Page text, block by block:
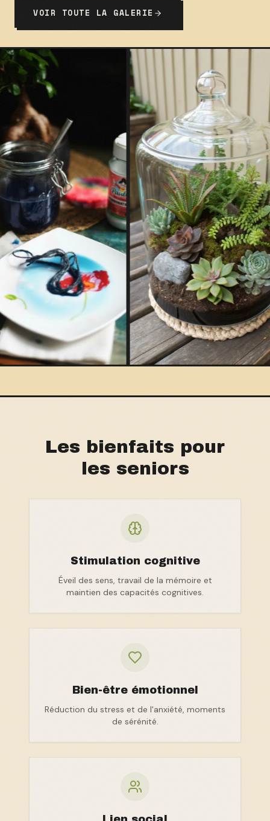
VOIR TOUTE LA GALERIE
Les bienfaits pour
les seniors
Stimulation cognitive
Éveil des sens, travail de la mémoire et
maintien des capacités cognitives.
Bien-être émotionnel
Réduction du stress et de l'anxiété, moments
de sérénité.